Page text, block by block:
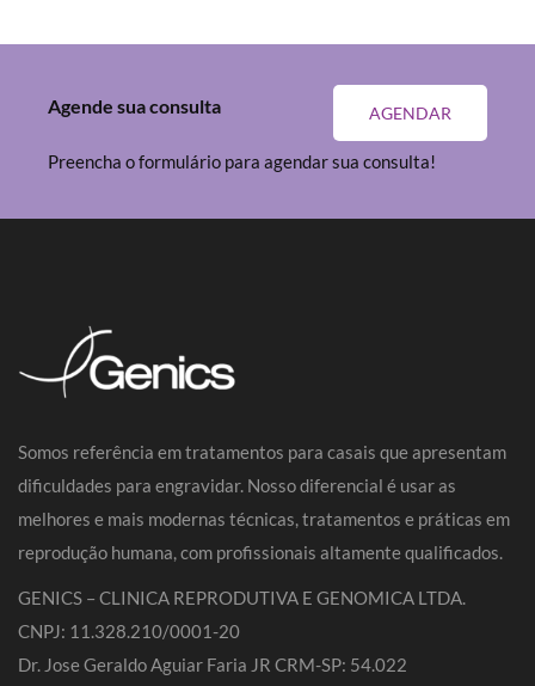
AGENDAR
Agende sua consulta
Preencha o formulário para agendar sua consulta!
Somos referência em tratamentos para casais que apresentam
dificuldades para engravidar. Nosso diferencial é usar as
melhores e mais modernas técnicas, tratamentos e práticas em
reprodução humana, com profissionais altamente qualificados.
GENICS – CLINICA REPRODUTIVA E GENOMICA LTDA.
CNPJ: 11.328.210/0001-20
Dr. Jose Geraldo Aguiar Faria JR CRM-SP: 54.022